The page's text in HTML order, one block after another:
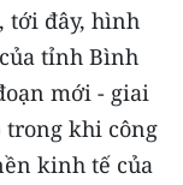
tới đây, hình
tỉnh Bình
mới - giai
trong khi công
kinh tế của